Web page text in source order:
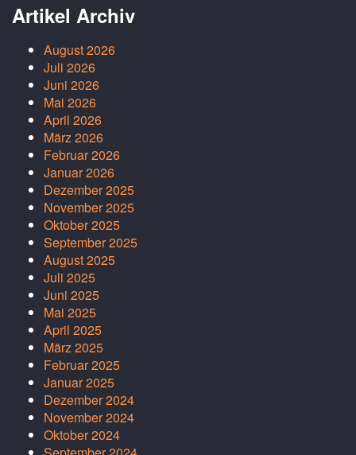
Artikel Archiv
August 2026
Juli 2026
Juni 2026
Mai 2026
April 2026
März 2026
Februar 2026
Januar 2026
Dezember 2025
November 2025
Oktober 2025
September 2025
August 2025
Juli 2025
Juni 2025
Mai 2025
April 2025
März 2025
Februar 2025
Januar 2025
Dezember 2024
November 2024
Oktober 2024